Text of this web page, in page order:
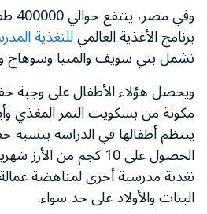
برنامج الأغذية العالميللتغذية
تشمل بني سويف والمنيا وسوهاج
ويحصل هؤلاء الأطفال على وجبة
مكونة من بسكويت التمر المغذي
الحصول على 10 كجم من
تغذية مدرسية أخرى لمناهضة
البنات والأولاد على حد سواء.